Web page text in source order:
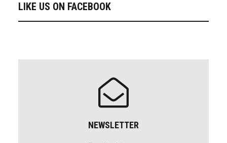
LIKE US ON FACEBOOK
NEWSLETTER